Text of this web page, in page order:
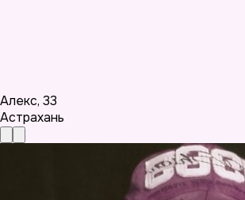
Алекс, 33
Астрахань